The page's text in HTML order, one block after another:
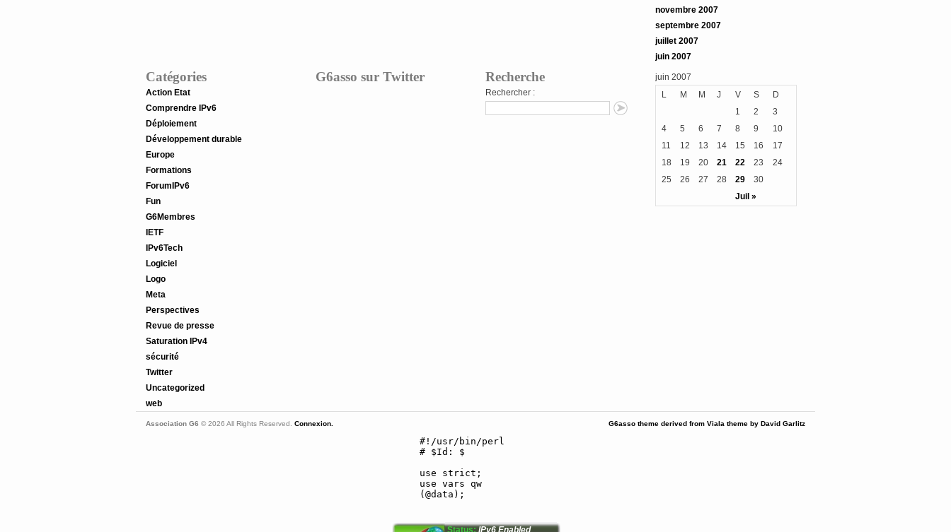
novembre 2007
septembre 2007
juillet 2007
juin 2007
Catégories
Action Etat
Comprendre IPv6
Déploiement
Développement durable
Europe
Formations
ForumIPv6
Fun
G6Membres
IETF
IPv6Tech
Logiciel
Logo
Meta
Perspectives
Revue de presse
Saturation IPv4
sécurité
Twitter
Uncategorized
web
G6asso sur Twitter Recherche
Rechercher :
juin 2007
L
M M J V S D
Juil »
1 2
3
4
5 6 7 8 9
10
11
12 13 14 15 16
17
18
19 20 21 22 23
24
25
26 27 28 29 30
Association G6 © 2026 All Rights Reserved. Connexion. G6asso theme derived from Viala theme by David Garlitz
Status: IPv6 Enabled